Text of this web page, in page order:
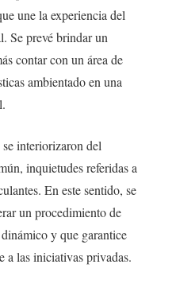
une la experiencia del
Se prevé brindar un
contar con un área de
ambientado en una
interiorizaron del
inquietudes referidas a
En este sentido, se
un procedimiento de
y que garantice
a las iniciativas privadas.